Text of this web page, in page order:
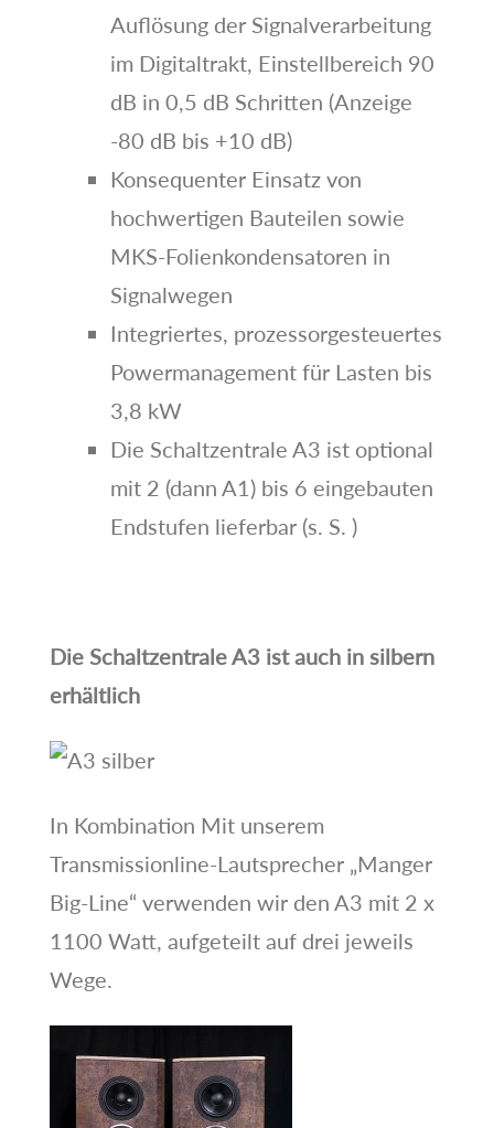
Auflösung der Signalverarbeitung
im Digitaltrakt, Einstellbereich 90
dB in 0,5 dB Schritten (Anzeige
-80 dB bis +10 dB)
Konsequenter Einsatz von
hochwertigen Bauteilen sowie
MKS-Folienkondensatoren in
Signalwegen
Integriertes, prozessorgesteuertes
Powermanagement für Lasten bis
3,8 kW
Die Schaltzentrale A3 ist optional
mit 2 (dann A1) bis 6 eingebauten
Endstufen lieferbar (s. S. )
Die Schaltzentrale A3 ist auch in silbern
erhältlich
In Kombination Mit unserem
Transmissionline-Lautsprecher „Manger
Big-Line“ verwenden wir den A3 mit 2 x
1100 Watt, aufgeteilt auf drei jeweils
Wege.